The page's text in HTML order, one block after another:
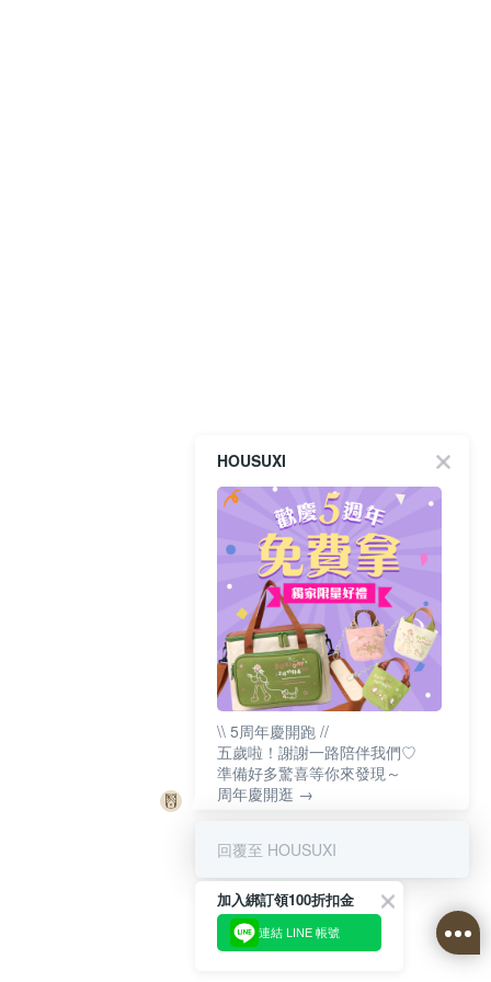
HOUSUXI
\\ 5周年慶開跑 //
五歲啦！謝謝一路陪伴我們♡
準備好多驚喜等你來發現～
周年慶開逛 →
回覆至 HOUSUXI
加入綁訂領100折扣金
連結 LINE 帳號